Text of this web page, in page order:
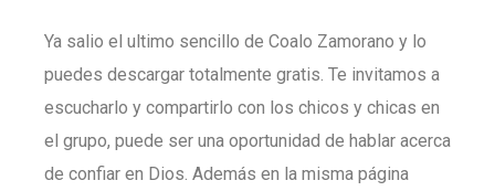
Ya salio el ultimo sencillo de Coalo Zamorano y lo
puedes descargar totalmente gratis. Te invitamos a
escucharlo y compartirlo con los chicos y chicas en
el grupo, puede ser una oportunidad de hablar acerca
de confiar en Dios. Además en la misma página